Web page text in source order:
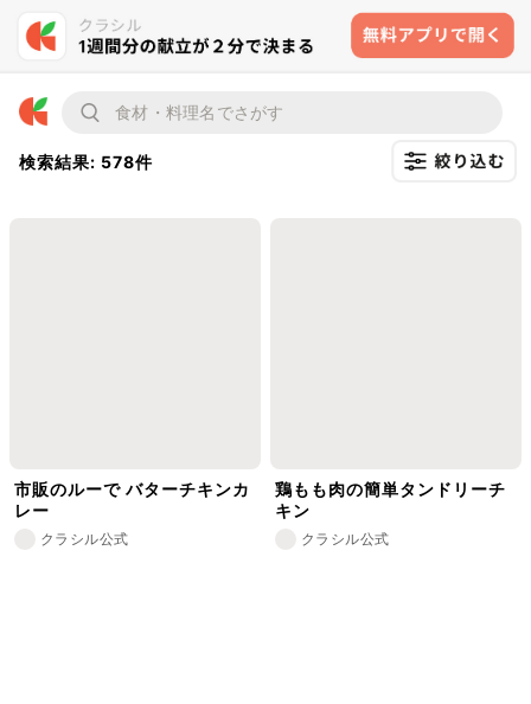
検索結果: 578件
市販のルーで バターチキンカ
レー
クラシル公式
鶏もも肉の簡単タンドリーチ
キン
クラシル公式